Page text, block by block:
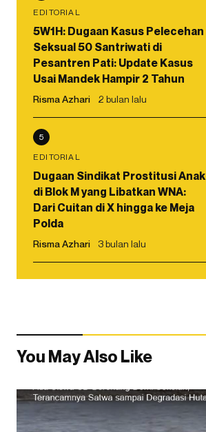
EDITORIAL
5W1H: Dugaan Kasus Pelecehan
Seksual 50 Santriwati di
Pesantren Pati: Update Kasus
Usai Mandek Hampir 2 Tahun
Risma Azhari 2 bulan lalu
5
EDITORIAL
Dugaan Sindikat Prostitusi Anak
di Blok M yang Libatkan WNA:
Dari Cuitan di X hingga ke Meja
Polda
Risma Azhari 3 bulan lalu
You May Also Like